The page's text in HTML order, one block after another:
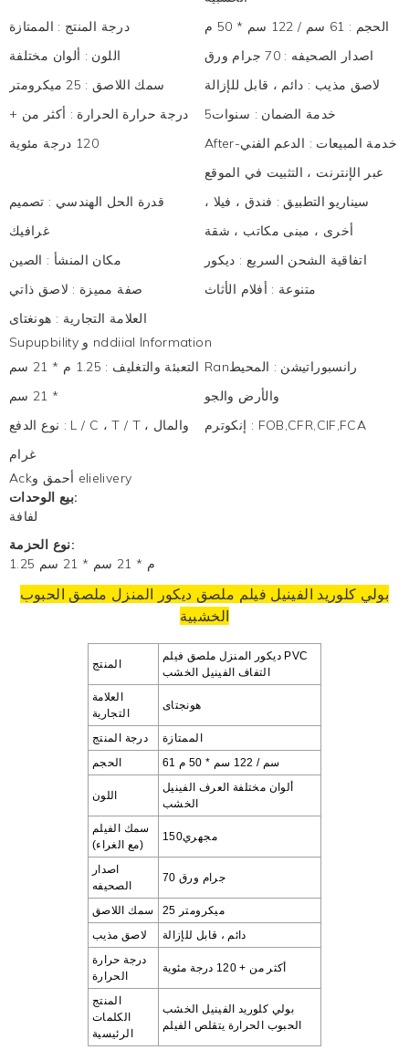
درجة المنتج : الممتازة الحجم : 61 سم / 122 سم * 50 م
اللون : ألوان مختلفة اصدار الصحيفه :70 جرام ورق
سمك اللاصق : 25 ميكرومتر لاصق مذيب : دائم ، قابل للإزالة
درجة حرارة الحرارة : أكثر من +
120 درجة مئوية
خدمة الضمان : سنوات5
After-خدمة المبيعات : الدعم الفني
عبر الإنترنت ، التثبيت في الموقع
قدرة الحل الهندسي : تصميم
غرافيك
سيناريو التطبيق : فندق ، فيلا ،
أخرى ، مبنى مكاتب ، شقة
مكان المنشأ : الصين اتفاقية الشحن السريع : ديكور
صفة مميزة : لاصق ذاتي متنوعة : أفلام الأثاث
العلامة التجارية : هونغتاى
Supupbility و nddiial Information
التعبئة والتغليف :
1.25 م * 21 سم
* 21 سم
Ranرانسبوراتيشن : المحيط
والأرض والجو
: L / C ، T / T ، والمال
غرام
: FOB,CFR,CIF,FCA
Ackأحمق و elielivery
بيع الوحدات:
لفافة
نوع الحزمة:
1.25 م * 21 سم * 21 سم
بولي كلوريد الفينيل فيلم ملصق ديكور المنزل ملصق الحبوب
الخشبية
المنتج
ديكور المنزل ملصق فيلم PVC
التفاف الفينيل الخشب
العلامة
التجارية
هونجتاى
درجة المنتج
الممتازة
الحجم
61 سم / 122 سم * 50 م
اللون
ألوان مختلفة العرف الفينيل
الخشب
سمك الفيلم
(مع الغراء)
مجهري150
اصدار
الصحيفه
70 جرام ورق
سمك اللاصق
25 ميكرومتر
لاصق مذيب
دائم ، قابل للإزالة
درجة حرارة
الحرارة
أكثر من + 120 درجة مئوية
المنتج
الكلمات
الرئيسية
بولي كلوريد الفينيل الخشب
الحبوب الحرارة يتقلص الفيلم